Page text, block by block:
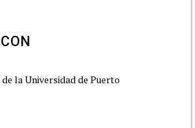
la Universidad de Puerto